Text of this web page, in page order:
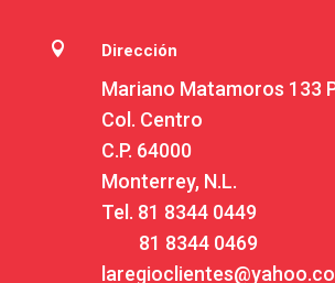
 Dirección
Mariano Matamoros 133
Col. Centro
C.P. 64000
Monterrey, N.L.
Tel. 81 8344 0449
81 8344 0469